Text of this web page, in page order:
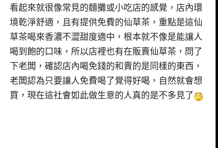
看起來就很像常見的麵攤或小吃店的感覺，店內環
境乾淨舒適，且有提供免費的仙草茶，重點是這仙
草茶喝來香濃不澀甜度適中，根本就不像是能讓人
喝到飽的口味，所以店裡也有在販賣仙草茶，問了
下老闆，確認店內喝免錢的和賣的是同樣的東西，
老闆認為只要讓人免費喝了覺得好喝，自然就會想
買，現在這社會如此做生意的人真的是不多見了